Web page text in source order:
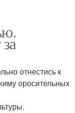
отнестись к
оросительных